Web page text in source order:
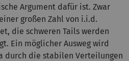
Argument dafür ist. Zwar
großen Zahl von i.i.d.
die schweren Tails werden
Ein möglicher Ausweg wird
durch die stabilen Verteilungen